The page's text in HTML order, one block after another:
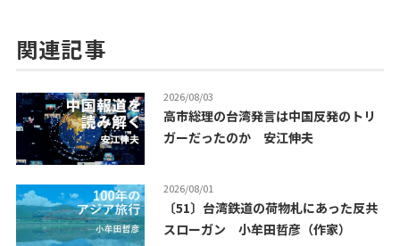
関連記事
2026/08/03
高市総理の台湾発言は中国反発のトリ
ガーだったのか 安江伸夫
2026/08/01
〔51〕台湾鉄道の荷物札にあった反共
スローガン 小牟田哲彦（作家）